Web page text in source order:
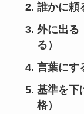
誰かに頼
外に出る
る）
言葉にす
基準を下
格）